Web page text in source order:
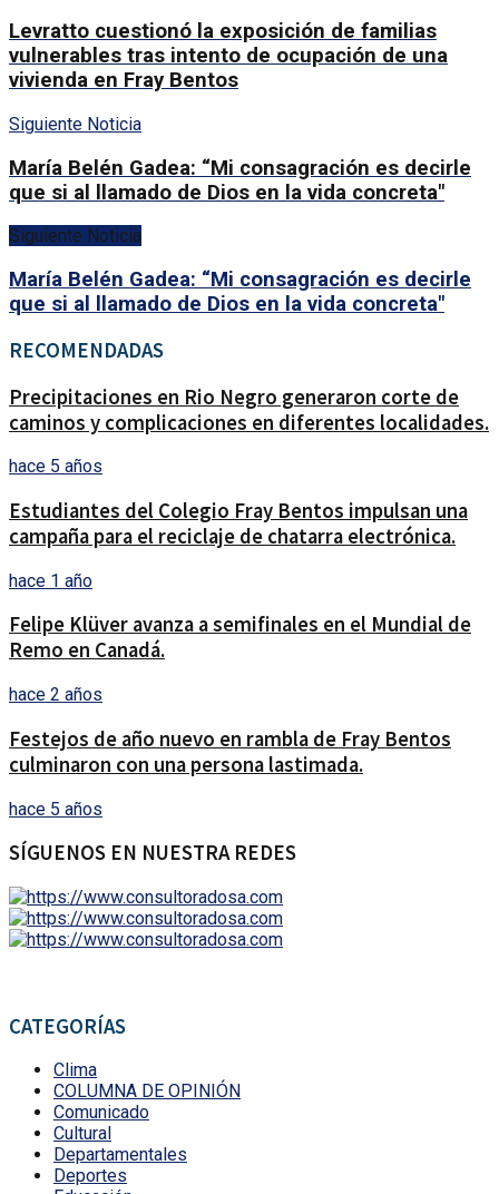
Levratto cuestionó la exposición de familias
vulnerables tras intento de ocupación de una
vivienda en Fray Bentos
Siguiente Noticia
María Belén Gadea: “Mi consagración es decirle
que si al llamado de Dios en la vida concreta"
Siguiente Noticia
María Belén Gadea: “Mi consagración es decirle
que si al llamado de Dios en la vida concreta"
RECOMENDADAS
Precipitaciones en Rio Negro generaron corte de
caminos y complicaciones en diferentes localidades.
hace 5 años
Estudiantes del Colegio Fray Bentos impulsan una
campaña para el reciclaje de chatarra electrónica.
hace 1 año
Felipe Klüver avanza a semifinales en el Mundial de
Remo en Canadá.
hace 2 años
Festejos de año nuevo en rambla de Fray Bentos
culminaron con una persona lastimada.
hace 5 años
SÍGUENOS EN NUESTRA REDES
CATEGORÍAS
Clima
COLUMNA DE OPINIÓN
Comunicado
Cultural
Departamentales
Deportes